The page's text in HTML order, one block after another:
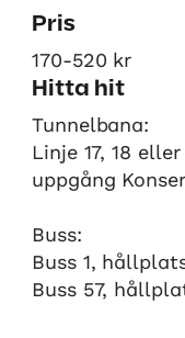
Pris
170-520 kr
Hitta hit
Tunnelbana:
Linje 17, 18
uppgång
Buss:
Buss 1,
Buss 57,